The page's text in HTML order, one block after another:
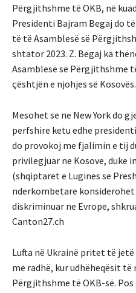
Përgjithshme të OKB, në
Presidenti Bajram Begaj do
të të Asamblesë së
shtator 2023. Z. Begaj ka
Asamblesë së Përgjithshme
çështjën e njohjes së Kosovës.
Mesohet se ne New York do
perfshire ketu edhe
do provokoj me fjalimin e tij
privilegjuar ne Kosove, duke
(shqiptaret e Lugines se
nderkombetare
diskriminuar ne Evrope,
Canton27.ch
Lufta në Ukrainë pritet të
me radhë, kur udhëheqësit
Përgjithshme të OKB-së.